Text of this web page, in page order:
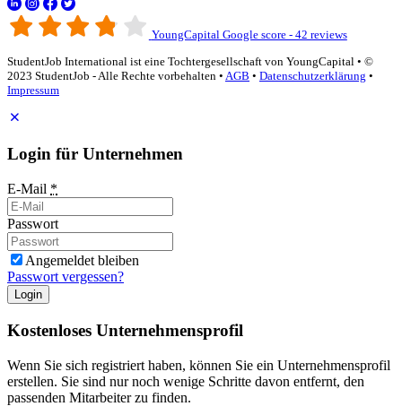
YoungCapital Google score - 42 reviews
StudentJob International ist eine Tochtergesellschaft von YoungCapital • ©
2023 StudentJob - Alle Rechte vorbehalten • AGB • Datenschutzerklärung •
Impressum
Login für Unternehmen
E-Mail *
Passwort
Angemeldet bleiben
Passwort vergessen?
Login
Kostenloses Unternehmensprofil
Wenn Sie sich registriert haben, können Sie ein Unternehmensprofil
erstellen. Sie sind nur noch wenige Schritte davon entfernt, den
passenden Mitarbeiter zu finden.